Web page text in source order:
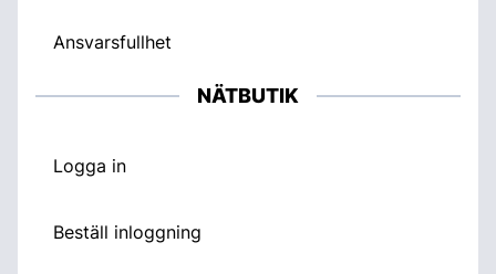
Ansvarsfullhet
NÄTBUTIK
Logga in
Beställ inloggning